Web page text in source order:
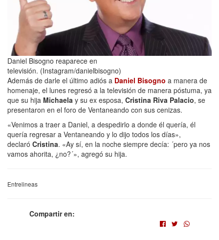
Daniel Bisogno reaparece en
televisión. (Instagram/danielbisogno)
Además de darle el último adiós a Daniel Bisogno a manera de
homenaje, el lunes regresó a la televisión de manera póstuma, ya
que su hija Michaela y su ex esposa, Cristina Riva Palacio, se
presentaron en el foro de Ventaneando con sus cenizas.
«Venimos a traer a Daniel, a despedirlo a donde él quería, él
quería regresar a Ventaneando y lo dijo todos los días»,
declaró Cristina. «Ay sí, en la noche siempre decía: ´pero ya nos
vamos ahorita, ¿no?´», agregó su hija.
Entrelineas
Compartir en: